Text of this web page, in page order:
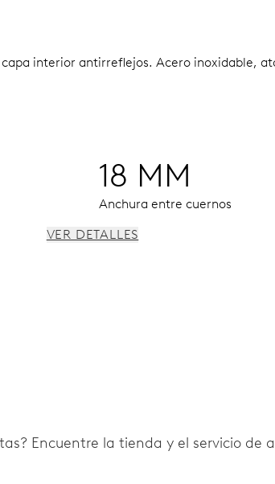
interior antirreflejos. Acero inoxidable,
18 MM
Anchura entre cuernos
VER DETALLES
Encuentre la tienda y el servicio de